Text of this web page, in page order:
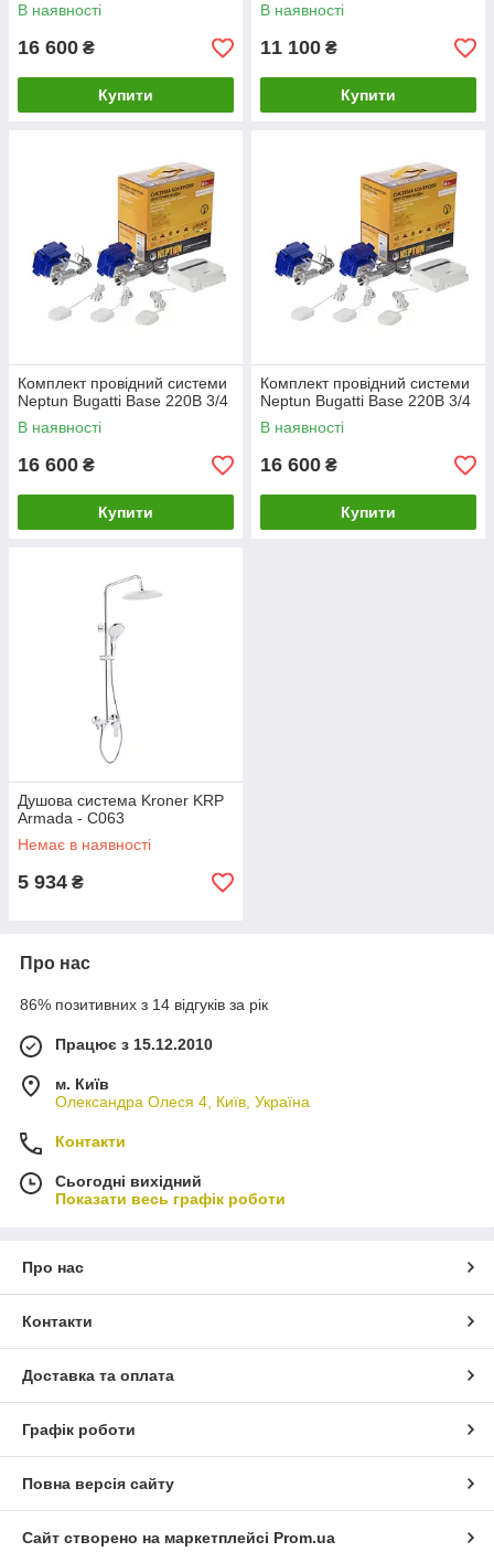
В наявності
16 600 ₴
Купити
В наявності
11 100 ₴
Купити
Комплект провідний системи
Neptun Bugatti Base 220B 3/4
В наявності
16 600 ₴
Купити
Комплект провідний системи
Neptun Bugatti Base 220B 3/4
В наявності
16 600 ₴
Купити
Душова система Kroner KRP
Armada - C063
Немає в наявності
5 934 ₴
Про нас
86% позитивних з 14 відгуків за рік
Працює з 15.12.2010
м. Київ
Олександра Олеся 4, Київ, Україна
Контакти
Сьогодні вихідний
Показати весь графік роботи
Про нас
Контакти
Доставка та оплата
Графік роботи
Повна версія сайту
Сайт створено на маркетплейсі Prom.ua